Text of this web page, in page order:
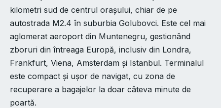
kilometri sud de centrul orașului, chiar de pe
autostrada M2.4 în suburbia Golubovci. Este cel mai
aglomerat aeroport din Muntenegru, gestionând
zboruri din întreaga Europă, inclusiv din Londra,
Frankfurt, Viena, Amsterdam și Istanbul. Terminalul
este compact și ușor de navigat, cu zona de
recuperare a bagajelor la doar câteva minute de
poartă.